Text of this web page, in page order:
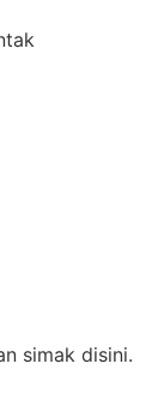
simak disini.